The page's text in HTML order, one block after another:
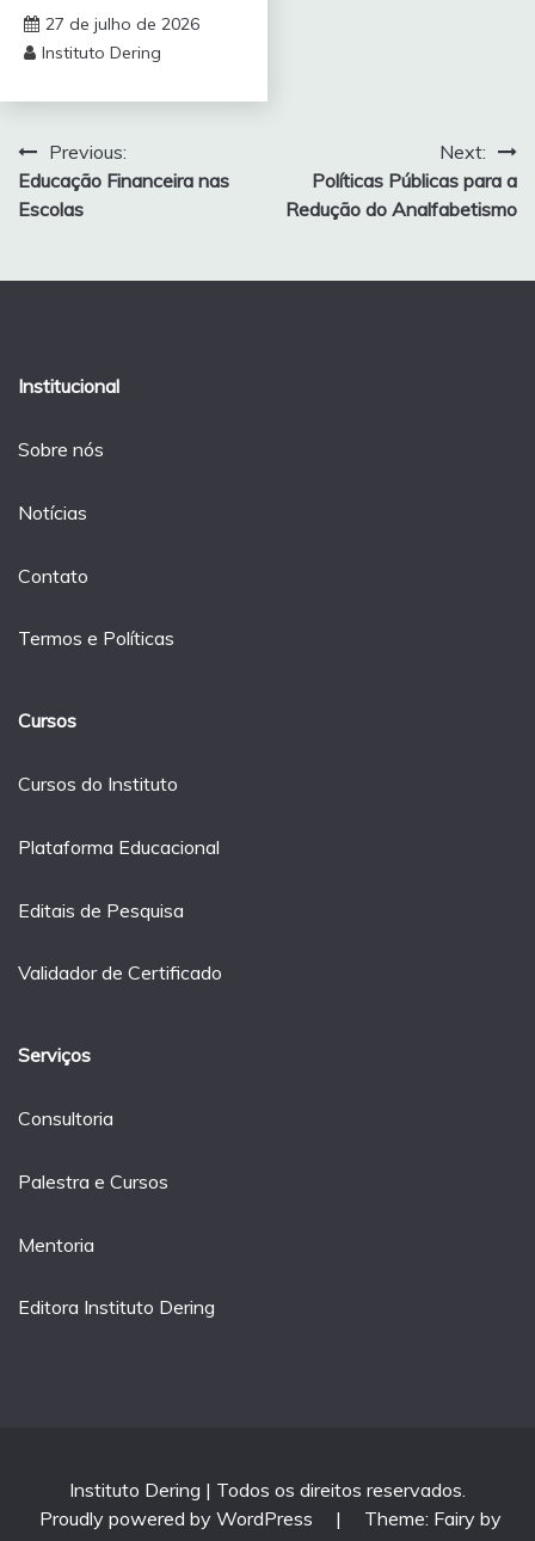
27 de julho de 2026
Instituto Dering
Navegação
de
Previous:
Educação Financeira nas
Escolas
Next:
Políticas Públicas para a
Redução do Analfabetismo
Institucional
Sobre nós
Notícias
Contato
Termos e Políticas
Cursos
Cursos do Instituto
Plataforma Educacional
Editais de Pesquisa
Validador de Certificado
Serviços
Consultoria
Palestra e Cursos
Mentoria
Editora Instituto Dering
Instituto Dering | Todos os direitos reservados.
Proudly powered by WordPress
|
Theme: Fairy by